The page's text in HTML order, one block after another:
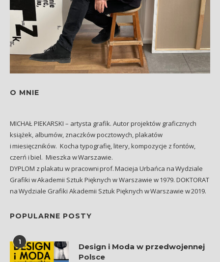
O MNIE
MICHAŁ PIEKARSKI – artysta grafik. Autor projektów graficznych
książek, albumów, znaczków pocztowych, plakatów
i miesięczników. Kocha typografię, litery, kompozycje z fontów,
czerń i biel. Mieszka w Warszawie.
DYPLOM z plakatu w pracowni prof. Macieja Urbańca na Wydziale
Grafiki w Akademii Sztuk Pięknych w Warszawie w 1979. DOKTORAT
na Wydziale Grafiki Akademii Sztuk Pięknych w Warszawie w 2019.
POPULARNE POSTY
1
Design i Moda w przedwojennej
Polsce